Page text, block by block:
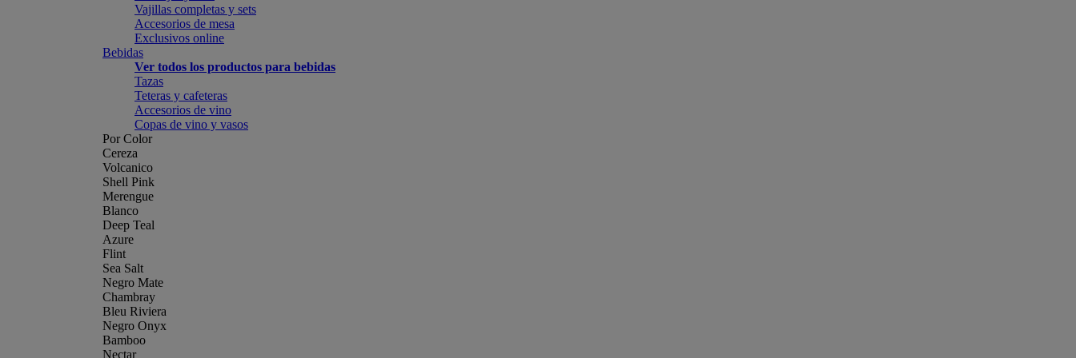
Vajillas completas y sets
Accesorios de mesa
Exclusivos online
Bebidas
Ver todos los productos para bebidas
Tazas
Teteras y cafeteras
Accesorios de vino
Copas de vino y vasos
Por Color
Cereza
Volcanico
Shell Pink
Merengue
Blanco
Deep Teal
Azure
Flint
Sea Salt
Negro Mate
Chambray
Bleu Riviera
Negro Onyx
Bamboo
Nectar